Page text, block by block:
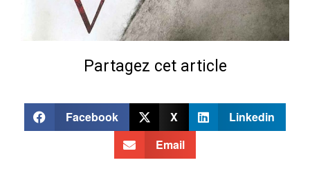
Partagez cet article
Facebook X
Linkedin
Email